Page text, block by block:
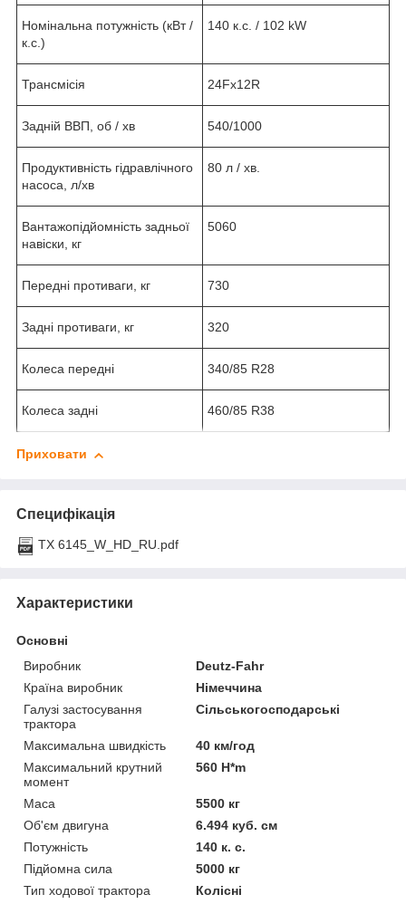
Номінальна потужність (кВт /
к.с.)
140 к.с. / 102 kW
Трансмісія 24Fх12R
Задній ВВП, об / хв 540/1000
Продуктивність гідравлічного
насоса, л/хв
80 л / хв.
Вантажопідйомність задньої
навіски, кг
5060
Передні противаги, кг 730
Задні противаги, кг 320
Колеса передні 340/85 R28
Колеса задні 460/85 R38
Приховати
Специфікація
ТХ 6145_W_HD_RU.pdf
Характеристики
Основні
Виробник
Deutz-Fahr
Країна виробник
Німеччина
Галузі застосування
трактора
Сільськогосподарські
Максимальна швидкість
40 км/год
Максимальний крутний
момент
560 H*m
Маса
5500 кг
Об'єм двигуна
6.494 куб. см
Потужність
140 к. с.
Підйомна сила
5000 кг
Тип ходової трактора
Колісні